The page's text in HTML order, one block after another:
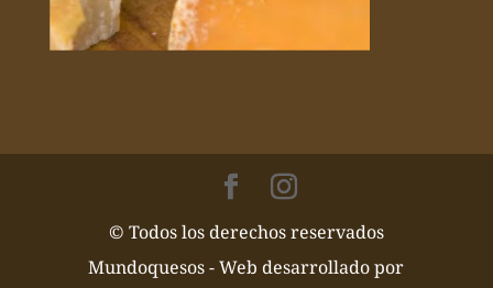
© Todos los derechos reservados
Mundoquesos - Web desarrollado por